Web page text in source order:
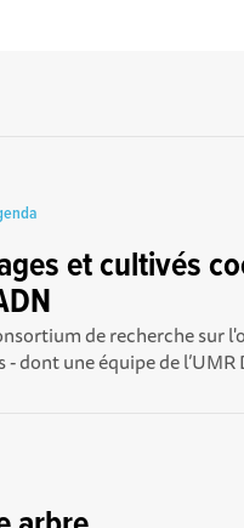
et cultivés
de recherche sur
dont une équipe de l’UMR